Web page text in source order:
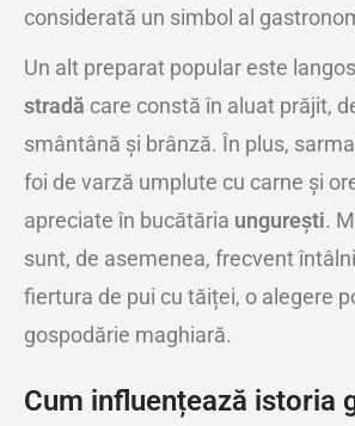
considerată un simbol al
Un alt preparat popular este
stradă care constă în aluat prăjit,
smântână și brânză. În plus,
foi de varză umplute cu carne și
apreciate în bucătăria ungurești.
sunt, de asemenea, frecvent
fiertura de pui cu tăiței, o alegere
gospodărie maghiară.
Cum influențează istoria